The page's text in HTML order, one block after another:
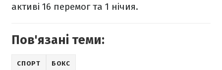
активі 16 перемог та 1 нічия.
Пов'язані теми:
СПОРТ БОКС